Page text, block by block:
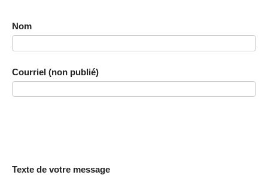
Nom
Courriel (non publié)
Texte de votre message